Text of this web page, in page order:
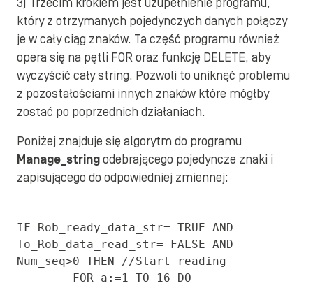
3) Trzecim krokiem jest uzupełnienie programu,
który z otrzymanych pojedynczych danych połączy
je w cały ciąg znaków. Ta część programu również
opera się na pętli FOR oraz funkcję DELETE, aby
wyczyścić cały string. Pozwoli to uniknąć problemu
z pozostałościami innych znaków które mógłby
zostać po poprzednich działaniach.
Poniżej znajduje się algorytm do programu
Manage_stringodebrającego pojedyncze znaki i
zapisującego do odpowiedniej zmiennej:
IF Rob_ready_data_str= TRUE AND
To_Rob_data_read_str= FALSE AND
Num_seq>0 THEN //Start reading